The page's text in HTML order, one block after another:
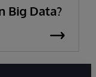
Big Data?